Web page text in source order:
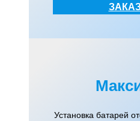
Установка батарей